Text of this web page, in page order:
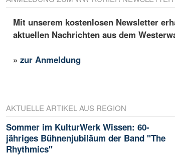
Mit unserem kostenlosen Newsletter
aktuellen Nachrichten aus dem
»zur Anmeldung
AKTUELLE ARTIKEL AUS REGION
Sommer im KulturWerk Wissen: 60-
jähriges Bühnenjubiläum der Band "The
Rhythmics"